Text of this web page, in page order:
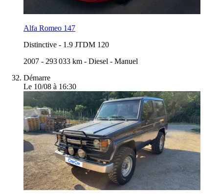
Alfa Romeo 147
Distinctive - 1.9 JTDM 120
2007 - 293 033 km - Diesel - Manuel
Démarre
Le 10/08 à 16:30